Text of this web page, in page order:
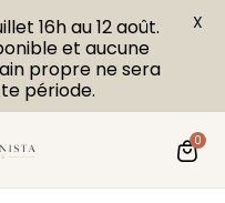
0
16h au 12 août.
et aucune
propre ne sera
période.
X